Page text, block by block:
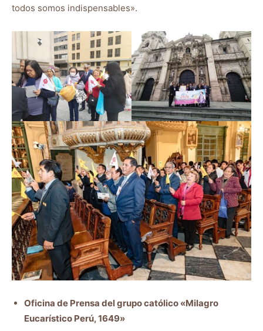
todos somos indispensables».
Oficina de Prensa del grupo católico «Milagro
Eucarístico Perú, 1649»